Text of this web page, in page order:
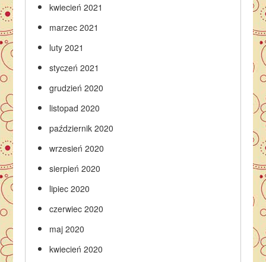
kwiecień 2021
marzec 2021
luty 2021
styczeń 2021
grudzień 2020
listopad 2020
październik 2020
wrzesień 2020
sierpień 2020
lipiec 2020
czerwiec 2020
maj 2020
kwiecień 2020